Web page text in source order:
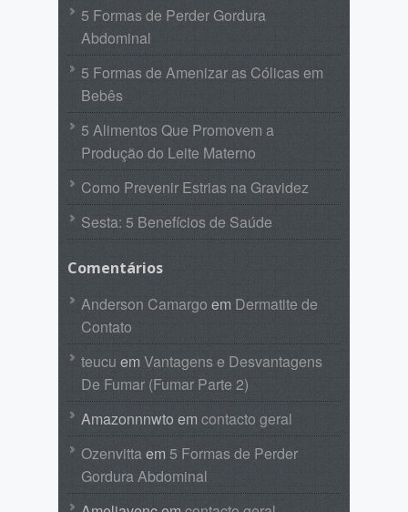
5 Formas de Perder Gordura
Abdominal
5 Formas de Amenizar as Cólicas em
Bebês
5 Alimentos Que Promovem a
Produção do Leite Materno
Como Prevenir Estrias na Gravidez
Sesta: 5 Benefícios de Saúde
Comentários
Anderson Camargo em Dermatite de
Contato
teucu em Vantagens e Desvantagens
De Fumar (Fumar Parte 2)
Amazonnnwto emcontacto geral
Ozenvittaem 5 Formas de Perder
Gordura Abdominal